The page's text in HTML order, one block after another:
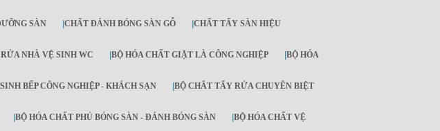
SÀN CHẤT ĐÁNH BÓNG SÀN GỖ CHẤT TẨY SÀN HIỆU
NHÀ VỆ SINH WC BỘ HÓA CHẤT GIẶT LÀ CÔNG NGHIỆP BỘ HÓA
BẾP CÔNG NGHIỆP - KHÁCH SẠN BỘ CHÂT TẨY RỬA CHUYÊN BIỆT
BỘ HÓA CHẤT PHỦ BÓNG SÀN - ĐÁNH BÓNG SÀN BỘ HÓA CHẤT VỆ